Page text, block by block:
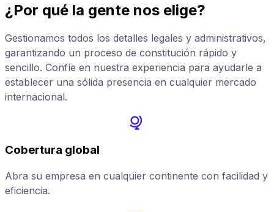
¿Por qué la gente nos elige?
Gestionamos todos los detalles legales y administrativos,
garantizando un proceso de constitución rápido y
sencillo. Confíe en nuestra experiencia para ayudarle a
establecer una sólida presencia en cualquier mercado
internacional.
Cobertura global
Abra su empresa en cualquier continente con facilidad y
eficiencia.